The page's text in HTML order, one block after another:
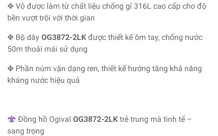
✥ Vỏ được làm từ chất liệu chống gỉ 316L cao cấp cho độ
bền vượt trội với thời gian
✥ Bộ dây OG3872-2LK được thiết kế ôm tay, chống nước
50m thoải mái sử dụng
✥ Phần núm vặn dạng ren, thiết kế hướng tăng khả năng
kháng nước hiệu quả
Đồng hồ OgivalOG3872-2LK trẻ trung mà tinh tế –
sang trọng